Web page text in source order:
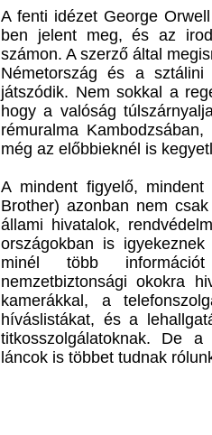
A fenti idézet George
ben jelent meg, és az
számon. A szerző által
Németország és a
játszódik. Nem sokkal a
hogy a valóság
rémuralma
még az előbbieknél is
A mindent figyelő,
Brother) azonban nem
állami hivatalok,
országokban is
minél több információt
nemzetbiztonsági okokra
kamerákkal, a
híváslistákat, és a
titkosszolgálatoknak. De a
láncok is többet tudnak